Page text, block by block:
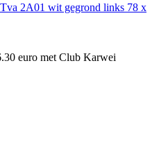
2A01 wit gegrond links 78 x
euro met Club Karwei